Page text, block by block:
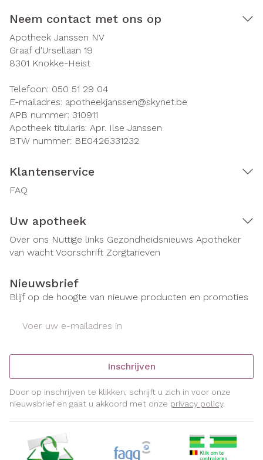
Neem contact met ons op
Apotheek Janssen NV
Graaf d'Ursellaan 19
8301 Knokke-Heist
Telefoon: 050 51 29 04
E-mailadres: apotheekjanssen@skynet.be
APB nummer: 310911
Apotheek titularis: Apr. Ilse Janssen
BTW nummer: BE0426331232
Klantenservice
FAQ
Uw apotheek
Over ons Nuttige links Gezondheidsnieuws Apotheker
van wacht Voorschrift Zorgtarieven
Nieuwsbrief
Blijf op de hoogte van nieuwe producten en promoties
Inschrijven
Door op inschrijven te klikken, schrijft u zich in voor onze
nieuwsbrief en gaat u akkoord met onze privacy policy.